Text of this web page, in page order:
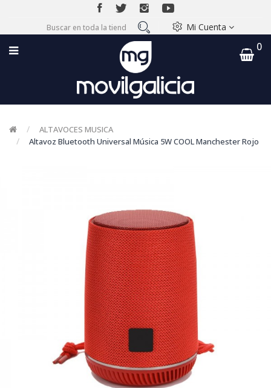
Mi Cuenta
0
ALTAVOCES MUSICA
Altavoz Bluetooth Universal Música 5W COOL Manchester Rojo